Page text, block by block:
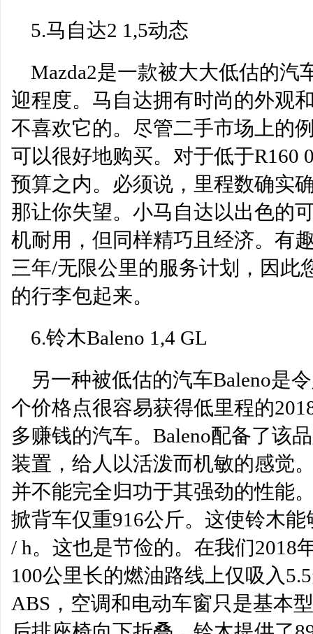
5.马自达2 1,5动态
Mazda2是一款被大大低估的
迎程度。马自达拥有时尚的外观
不喜欢它的。尽管二手市场上的
可以很好地购买。对于低于R160
预算之内。必须说，里程数确实
那让你失望。小马自达以出色的
机耐用，但同样精巧且经济。有
三年/无限公里的服务计划，因此
的行李包起来。
6.铃木Baleno 1,4 GL
另一种被低估的汽车Baleno是
个价格点很容易获得低里程的
多赚钱的汽车。Baleno配备了该
装置，给人以活泼而机敏的感觉
并不能完全归功于其强劲的性能
掀背车仅重916公斤。这使铃木
/ h。这也是节俭的。在我们2018
100公里长的燃油路线上仅吸入
ABS，空调和电动车窗只是基本